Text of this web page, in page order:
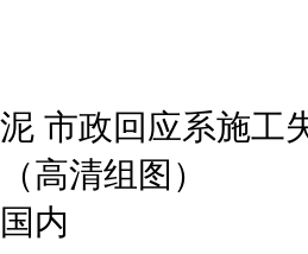
泥 市政回应系施工
（高清组图）
国内